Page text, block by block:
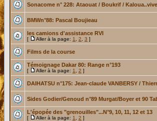
Sonacome n° 228: Ataouat / Boukrif /
BMWn°88: Pascal Boujieau
les camions d'assistance RVI
[ Aller à la page: 1 2 3 ]
Films de la course
Témoignage Dakar 80: Range n°193
[ Aller à la page: 1 2 ]
DAIHATSU n°175: Jean-claude VANBERSY /
Sides Godier/Genoud n°89 Murgat/Boyer et 90
L'épopée des "grenouilles"...N°9, 10, 11, 12 et 13
[ Aller à la page: 1 2 ]